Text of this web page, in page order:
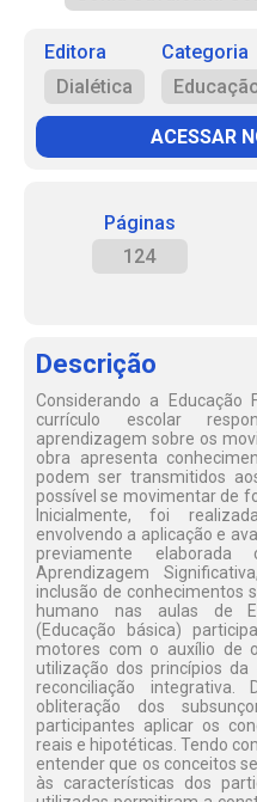
Editora
Dialética
Categoria
ACESSAR
Páginas
124
Descrição
Considerando a Educação
currículo escolar
aprendizagem sobre os
obra apresenta
podem ser transmitidos
possível se movimentar de
Inicialmente, foi
envolvendo a aplicação e
previamente
Aprendizagem
inclusão de conhecimentos
humano nas aulas de
(Educação básica)
motores com o auxílio de
utilização dos princípios
reconciliação integrativa.
obliteração dos
participantes aplicar os
reais e hipotéticas. Tendo
entender que os conceitos
às características dos